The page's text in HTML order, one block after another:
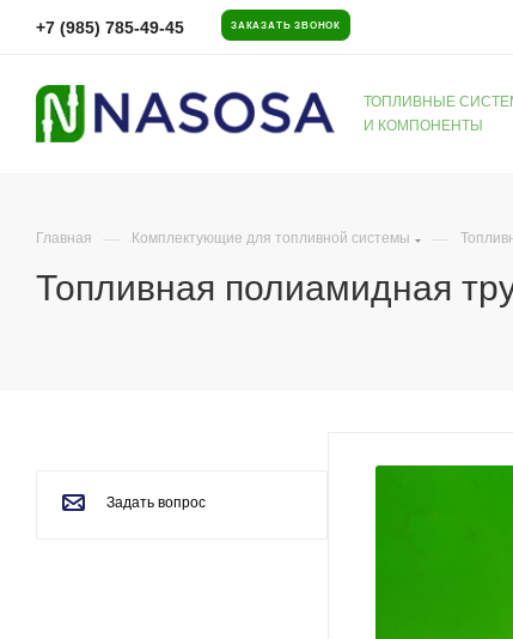
+7 (985) 785-49-45 ЗАКАЗАТЬ ЗВОНОК
ТОПЛИВНЫЕ
И КОМПОНЕНТЫ
Главная — Комплектующие для топливной системы —
Топливная полиамидная
Задать вопрос